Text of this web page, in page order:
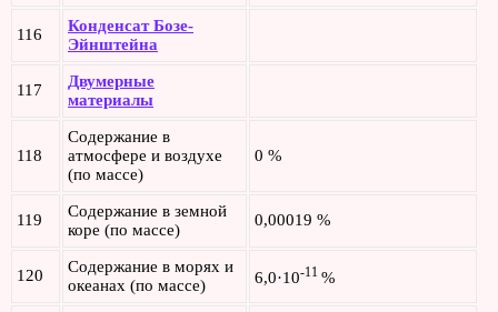
116
Конденсат Бозе-
Эйнштейна
117
Двумерные
материалы
118
Содержание в
атмосфере и воздухе
(по массе)
0 %
119
Содержание в земной
коре (по массе)
0,00019 %
120
Содержание в морях и
океанах (по массе)
6,0·10-11 %